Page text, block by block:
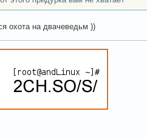
охота на двачеведьм ))